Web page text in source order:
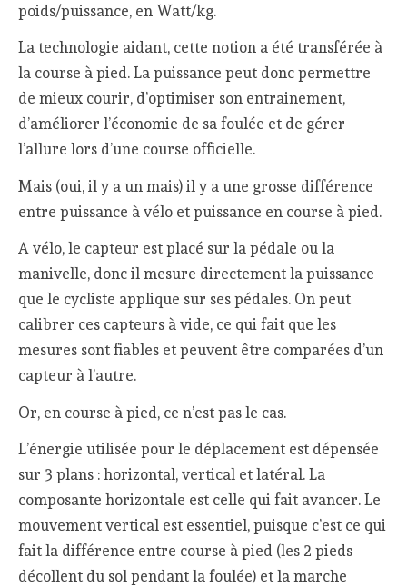
poids/puissance, en Watt/kg.
La technologie aidant, cette notion a été transférée à
la course à pied. La puissance peut donc permettre
de mieux courir, d’optimiser son entrainement,
d’améliorer l’économie de sa foulée et de gérer
l’allure lors d’une course officielle.
Mais (oui, il y a un mais) il y a une grosse différence
entre puissance à vélo et puissance en course à pied.
A vélo, le capteur est placé sur la pédale ou la
manivelle, donc il mesure directement la puissance
que le cycliste applique sur ses pédales. On peut
calibrer ces capteurs à vide, ce qui fait que les
mesures sont fiables et peuvent être comparées d’un
capteur à l’autre.
Or, en course à pied, ce n’est pas le cas.
L’énergie utilisée pour le déplacement est dépensée
sur 3 plans : horizontal, vertical et latéral. La
composante horizontale est celle qui fait avancer. Le
mouvement vertical est essentiel, puisque c’est ce qui
fait la différence entre course à pied (les 2 pieds
décollent du sol pendant la foulée) et la marche